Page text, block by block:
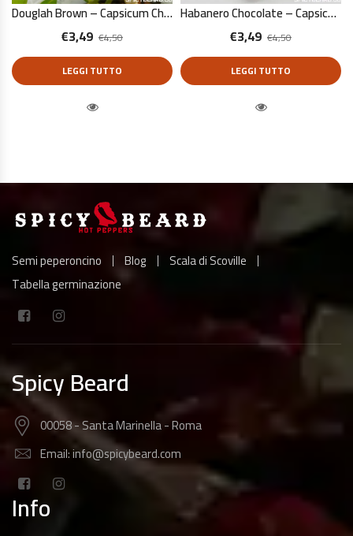
Douglah Brown – Capsicum Chinense – 10 Semi Puri
€4,50
€3,49
LEGGI TUTTO
Habanero Chocolate – Capsicum Chinense – 10 Semi Puri
€4,50
€3,49
LEGGI TUTTO
Semi peperoncino Blog
Scala di Scoville
Tabella germinazione
Spicy Beard
00058 - Santa Marinella - Roma
Email: info@spicybeard.com
Info